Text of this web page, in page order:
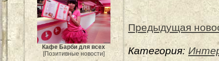
Кафе Барби для всех
[Позитивные новости]
Предыдущая
Категория: